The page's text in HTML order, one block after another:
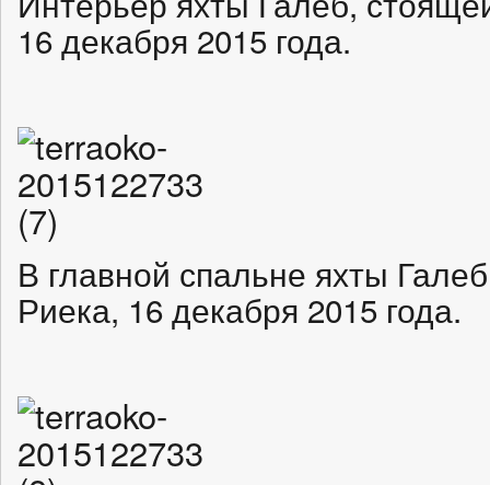
16 декабря 2015 года.
В главной спальне яхты
Риека, 16 декабря 2015 года.